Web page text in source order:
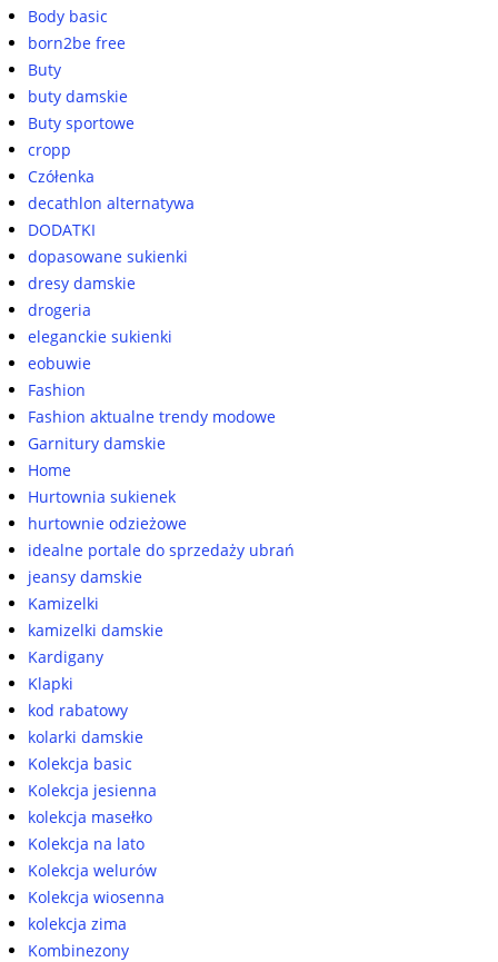
Body basic
born2be free
Buty
buty damskie
Buty sportowe
cropp
Czółenka
decathlon alternatywa
DODATKI
dopasowane sukienki
dresy damskie
drogeria
eleganckie sukienki
eobuwie
Fashion
Fashion aktualne trendy modowe
Garnitury damskie
Home
Hurtownia sukienek
hurtownie odzieżowe
idealne portale do sprzedaży ubrań
jeansy damskie
Kamizelki
kamizelki damskie
Kardigany
Klapki
kod rabatowy
kolarki damskie
Kolekcja basic
Kolekcja jesienna
kolekcja masełko
Kolekcja na lato
Kolekcja welurów
Kolekcja wiosenna
kolekcja zima
Kombinezony